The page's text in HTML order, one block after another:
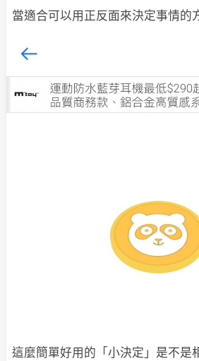
當適合可以用正反面來決定事情的
這麼簡單好用的「小決定」是不是